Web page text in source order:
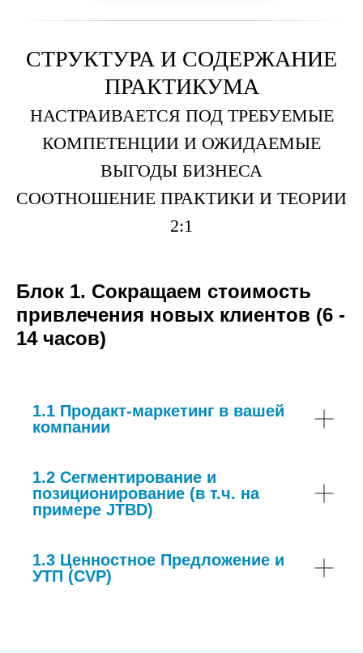
СТРУКТУРА И СОДЕРЖАНИЕ
ПРАКТИКУМА
НАСТРАИВАЕТСЯ ПОД ТРЕБУЕМЫЕ
КОМПЕТЕНЦИИ И ОЖИДАЕМЫЕ
ВЫГОДЫ БИЗНЕСА
СООТНОШЕНИЕ ПРАКТИКИ И ТЕОРИИ
2:1
Блок 1. Сокращаем стоимость
привлечения новых клиентов (6 -
14 часов)
1.1 Продакт-маркетинг в вашей
компании
1.2 Сегментирование и
позиционирование (в т.ч. на
примере JTBD)
1.3 Ценностное Предложение и
УТП (CVP)